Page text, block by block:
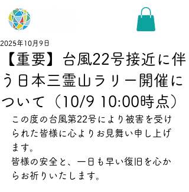
【重要】台風22号接近に伴
う日本三霊山ラリー開催に
ついて（10/9 10:00時点）
2025年10月9日
この度の台風第22号により被害を受け
られた皆様に心よりお見舞い申し上げ
ます。
皆様の安全と、一日も早い復旧を心か
らお祈りいたします。